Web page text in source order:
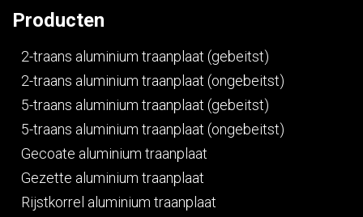
Producten
2-traans aluminium traanplaat (gebeitst)
2-traans aluminium traanplaat (ongebeitst)
5-traans aluminium traanplaat (gebeitst)
5-traans aluminium traanplaat (ongebeitst)
Gecoate aluminium traanplaat
Gezette aluminium traanplaat
Rijstkorrel aluminium traanplaat